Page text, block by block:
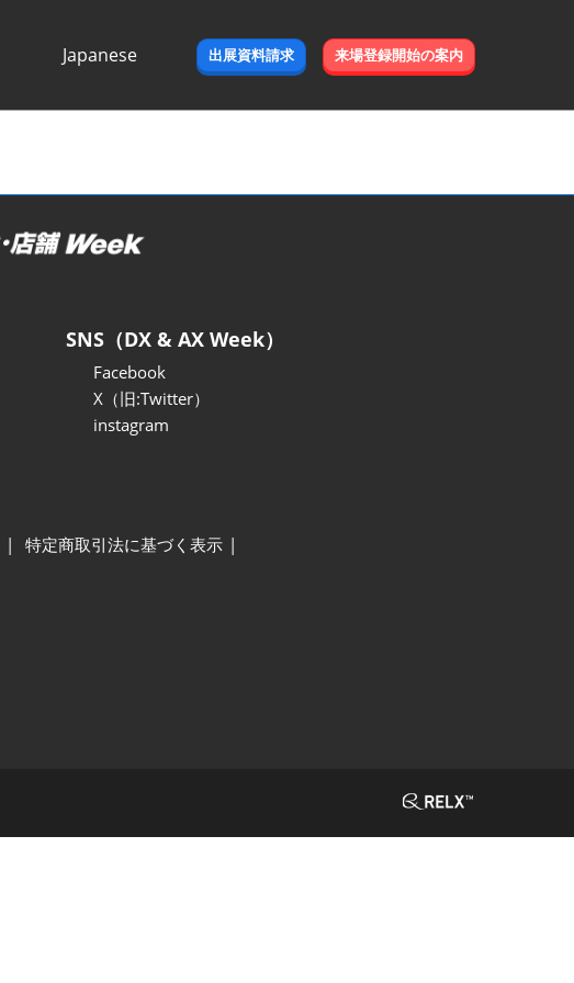
Japanese
出展資料請求 来場登録開始の案内
SNS（DX & AX Week）
Facebook
X（旧:Twitter）
instagram
特定商取引法に基づく表示